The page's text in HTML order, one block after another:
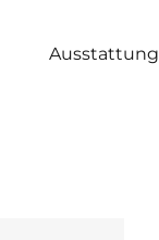
Ausstattung